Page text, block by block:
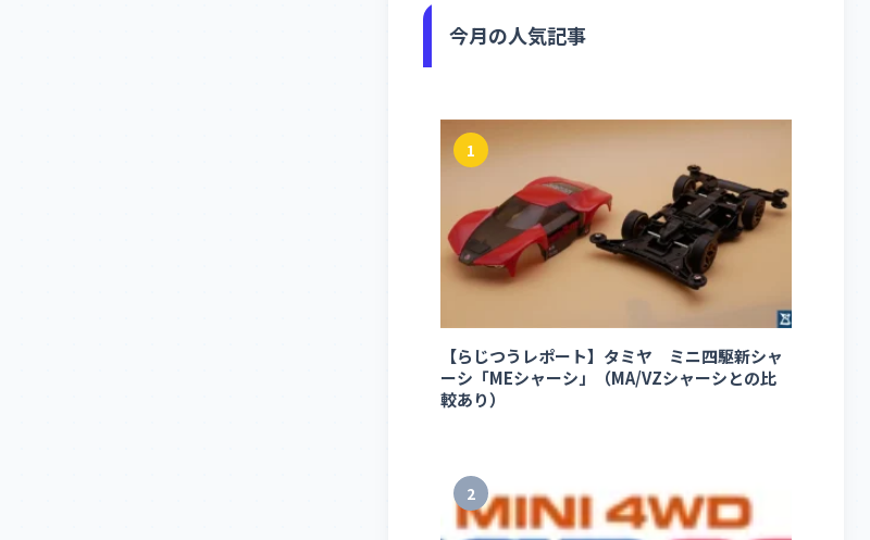
今月の人気記事
1
【らじつうレポート】タミヤ ミニ四駆新シャ
ーシ「MEシャーシ」（MA/VZシャーシとの比
較あり）
2